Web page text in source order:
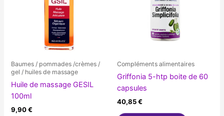
Baumes / pommades /crèmes /
gel / huiles de massage
Huile de massage GESIL
100ml
9,90€
Compléments alimentaires
Griffonia 5-htp boite de 60
capsules
40,85€